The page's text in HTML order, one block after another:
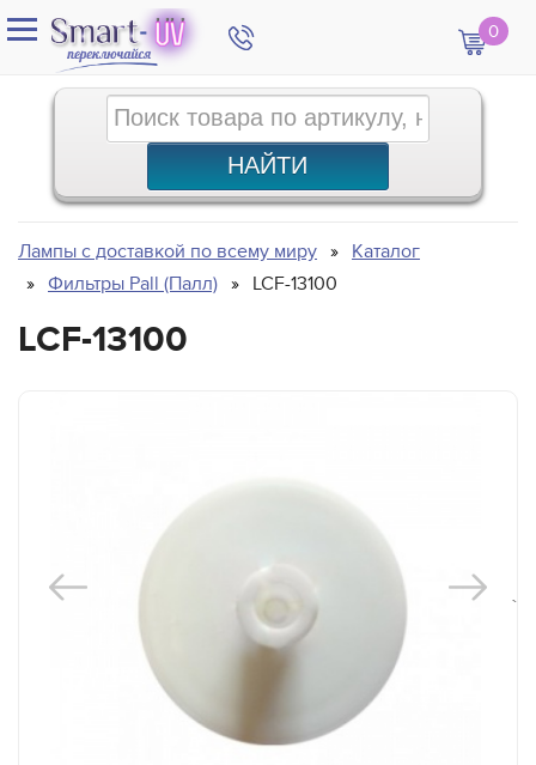
0
Лампы с доставкой по всему миру
Каталог
Фильтры Pall (Палл)
LCF-13100
LCF-13100
`